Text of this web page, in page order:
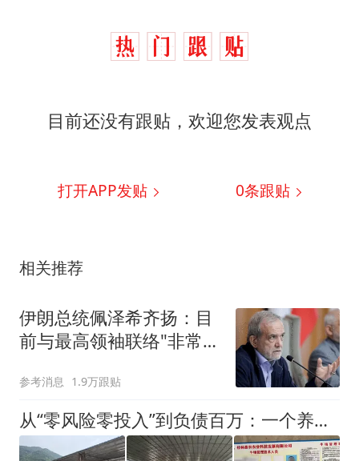
目前还没有跟贴，欢迎您发表观点
打开APP发贴 0条跟贴
相关推荐
伊朗总统佩泽希齐扬：目
前与最高领袖联络"非常困
参考消息 1.9万跟贴
从“零风险零投入”到负债百万：一个养牛项目崩盘后，谁该为农户的贷款买单丨红星调查